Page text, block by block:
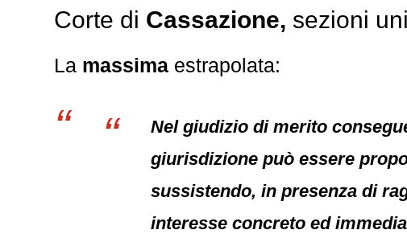
Corte di Cassazione, sezioni
La massima estrapolata:
Nel giudizio di merito
giurisdizione può essere
sussistendo, in presenza di
interesse concreto ed